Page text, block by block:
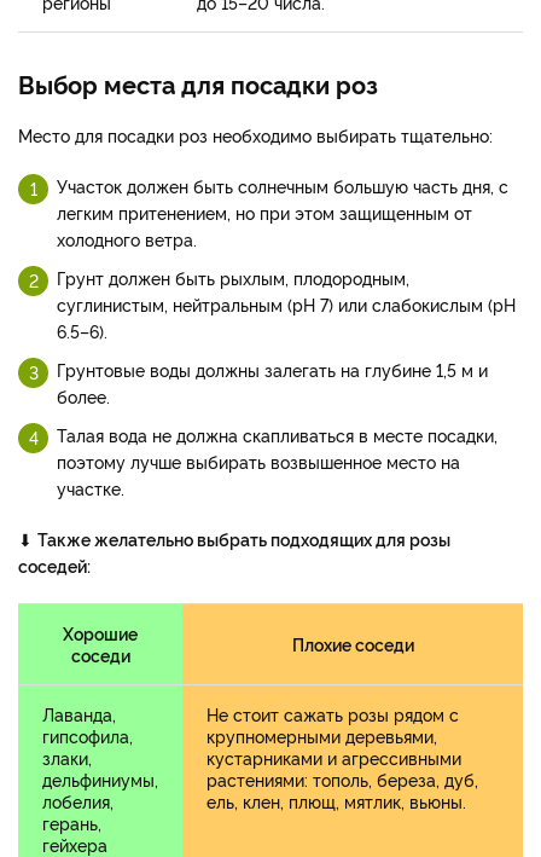
Выбор места для посадки роз
Место для посадки роз необходимо выбирать тщательно:
Участок должен быть солнечным большую часть дня, с
легким притенением, но при этом защищенным от
холодного ветра.
Грунт должен быть рыхлым, плодородным,
суглинистым, нейтральным (рН 7) или слабокислым (рН
6.5–6).
Грунтовые воды должны залегать на глубине 1,5 м и
более.
Талая вода не должна скапливаться в месте посадки,
поэтому лучше выбирать возвышенное место на
участке.
⬇ Также желательно выбрать подходящих для розы
соседей:
Хорошие
соседи
Плохие соседи
Лаванда,
гипсофила,
злаки,
дельфиниумы,
лобелия,
герань,
гейхера
Не стоит сажать розы рядом с
крупномерными деревьями,
кустарниками и агрессивными
растениями: тополь, береза, дуб,
ель, клен, плющ, мятлик, вьюны.